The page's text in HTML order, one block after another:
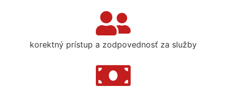
korektný prístup a zodpovednosť za služby